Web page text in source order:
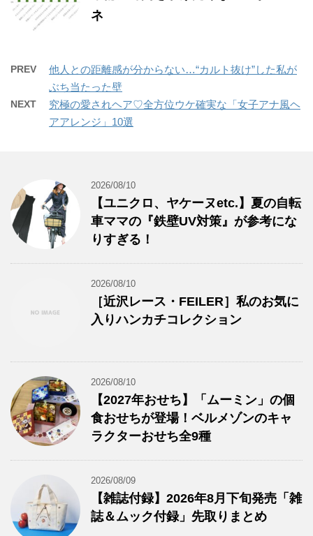
ネ
PREV
他人との距離感が分からない…“カルト抜け”した私が
ぶち当たった壁
NEXT
究極の愛されヘア♡全方位ウケ確実な「女子アナ風ヘ
アアレンジ」10選
2026/08/10
【ユニクロ、ヤケーヌetc.】夏の自転
車ママの『鉄壁UV対策』が参考にな
りすぎる！
2026/08/10
［近沢レース・FEILER］私のお気に
入りハンカチコレクション
2026/08/10
【2027年おせち】「ムーミン」の個
食おせちが登場！ベルメゾンのキャ
ラクターおせち全9種
2026/08/09
【雑誌付録】2026年8月下旬発売「雑
誌＆ムック付録」先取りまとめ